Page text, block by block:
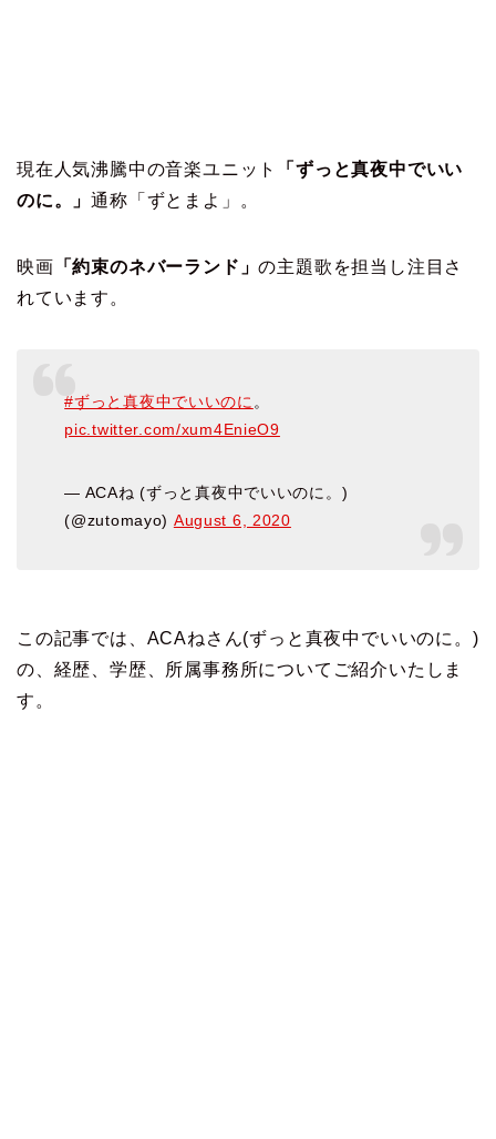
現在人気沸騰中の音楽ユニット
「ずっと真夜中でいい
のに。」通称「ずとまよ」。
映画 「約束のネバーランド」の主題歌を担当し注目さ
れています。
#ずっと真夜中でいいのに 。
pic.twitter.com/xum4EnieO9
— ACAね (ずっと真夜中でいいのに。)
(@zutomayo) August 6, 2020
この記事では、ACAねさん(ずっと真夜中でいいのに。)
の、経歴、学歴、所属事務所についてご紹介いたしま
す。